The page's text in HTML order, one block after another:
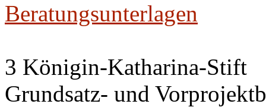
Beratungsunterlagen
3 Königin-Katharina-Stift
Grundsatz- und